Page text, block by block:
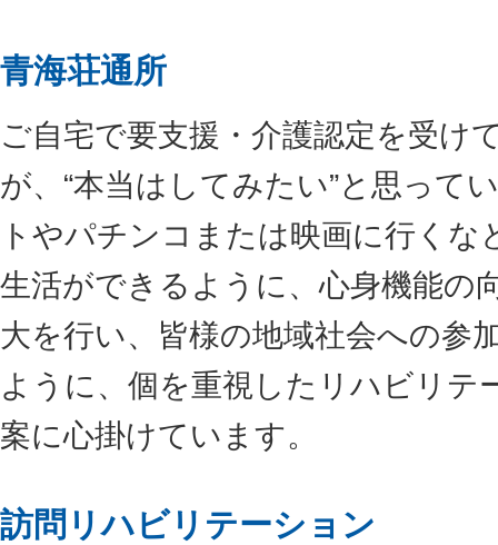
青海荘通所
ご自宅で要支援・介護認定を受け
が、“本当はしてみたい”と思って
トやパチンコまたは映画に行くな
生活ができるように、心身機能の
大を行い、皆様の地域社会への参
ように、個を重視したリハビリテ
案に心掛けています。
訪問リハビリテーション